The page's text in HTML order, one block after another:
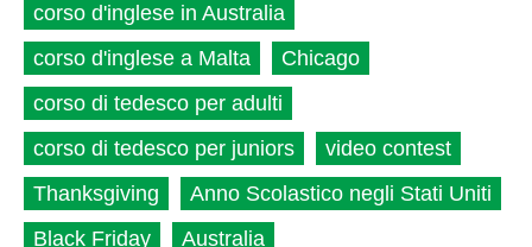
corso d'inglese in Australia
corso d'inglese a Malta
Chicago
corso di tedesco per adulti
corso di tedesco per juniors
video contest
Thanksgiving
Anno Scolastico negli Stati Uniti
Black Friday
Australia